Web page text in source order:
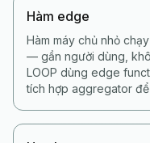
Hàm edge
Hàm máy chủ nhỏ
— gần người dùng,
LOOP dùng edge
tích hợp aggregator